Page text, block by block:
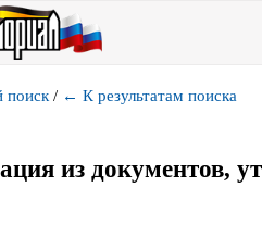
поиск / ← К результатам поиска
из документов,